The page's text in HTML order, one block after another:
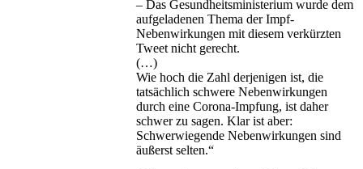
– Das Gesundheitsministerium wurde dem
aufgeladenen Thema der Impf-
Nebenwirkungen mit diesem verkürzten
Tweet nicht gerecht.
(…)
Wie hoch die Zahl derjenigen ist, die
tatsächlich schwere Nebenwirkungen
durch eine Corona-Impfung, ist daher
schwer zu sagen. Klar ist aber:
Schwerwiegende Nebenwirkungen sind
äußerst selten.“